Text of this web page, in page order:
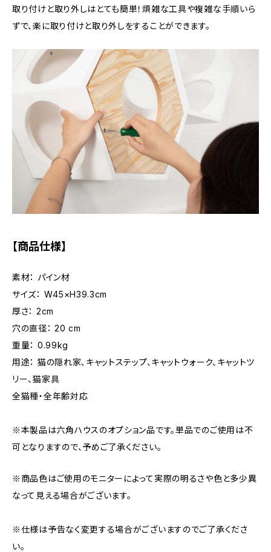
取り付けと取り外しはとても簡単！煩雑な工具や複雑な手順いら
ずで、楽に取り付けと取り外しをすることができます。
【商品仕様】
素材： パイン材
サイズ： W45×H39.3cm
厚さ： 2cm
穴の直径： 20 cm
重量： 0.99kg
用途： 猫の隠れ家､キャットステップ、キャットウォーク、キャットツ
リー、猫家具
全猫種・全年齢対応
※本製品は六角ハウスのオプション品です。単品でのご使用は不
可となりますので、予めご了承ください。
※商品色はご使用のモニターによって実際の明るさや色と多少異
なって見える場合がございます。
※仕様は予告なく変更する場合がございますのでご了承くださ
い。